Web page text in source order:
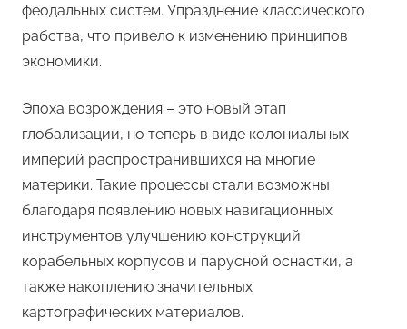
феодальных систем. Упразднение классического
рабства, что привело к изменению принципов
экономики.
Эпоха возрождения – это новый этап
глобализации, но теперь в виде колониальных
империй распространившихся на многие
материки. Такие процессы стали возможны
благодаря появлению новых навигационных
инструментов улучшению конструкций
корабельных корпусов и парусной оснастки, а
также накоплению значительных
картографических материалов.